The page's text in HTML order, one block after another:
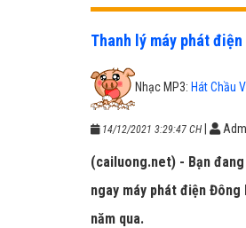
Thanh lý máy phát điện
Nhạc MP3: Hát Chầu
14/12/2021 3:29:47 CH
(cailuong.net) - Bạn
ngay máy phát điện
năm qua.